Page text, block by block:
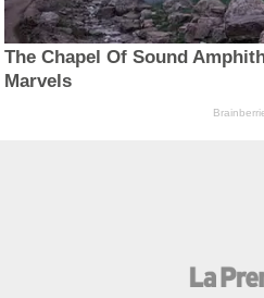
The Chapel Of Sound
Marvels